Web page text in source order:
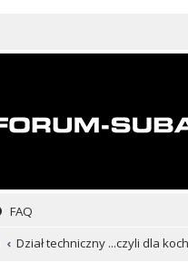
FAQ
Dział techniczny ...czyli dla